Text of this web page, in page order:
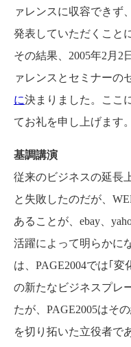
ァレンスに収容できず
発表していただくこと
その結果、2005年2月2
ァレンスとセミナーの
に決まりました。ここ
てお礼を申し上げます。
基調講演
従来のビジネスの延長
と失敗したのだが、
あることが、ebay、
活躍によって明らかに
は、PAGE2004では｢変
の新たなビジネスプレ
たが、PAGE2005はそ
を切り拓いた立役者で